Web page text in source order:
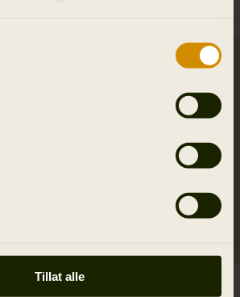
Tillat alle
Härkila Heat longs